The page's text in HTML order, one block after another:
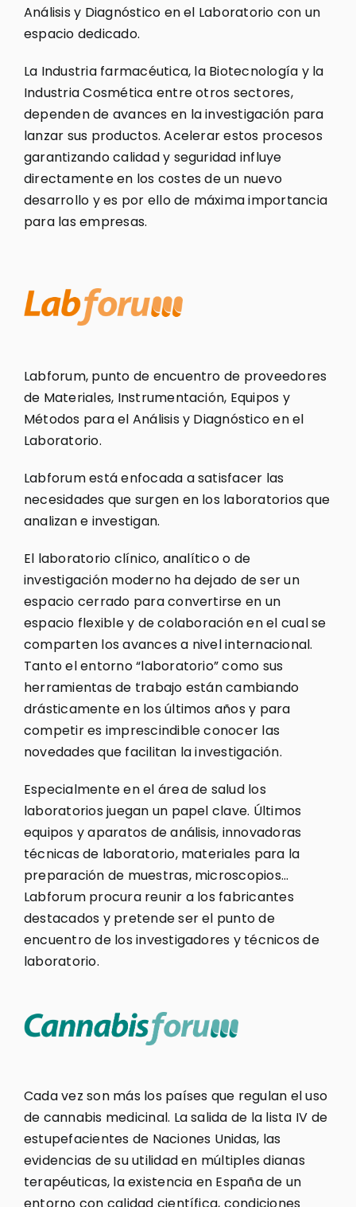
Análisis y Diagnóstico en el Laboratorio con un
espacio dedicado.
La Industria farmacéutica, la Biotecnología y la
Industria Cosmética entre otros sectores,
dependen de avances en la investigación para
lanzar sus productos. Acelerar estos procesos
garantizando calidad y seguridad influye
directamente en los costes de un nuevo
desarrollo y es por ello de máxima importancia
para las empresas.
Labforum, punto de encuentro de proveedores
de Materiales, Instrumentación, Equipos y
Métodos para el Análisis y Diagnóstico en el
Laboratorio.
Labforum está enfocada a satisfacer las
necesidades que surgen en los laboratorios que
analizan e investigan.
El laboratorio clínico, analítico o de
investigación moderno ha dejado de ser un
espacio cerrado para convertirse en un
espacio flexible y de colaboración en el cual se
comparten los avances a nivel internacional.
Tanto el entorno “laboratorio” como sus
herramientas de trabajo están cambiando
drásticamente en los últimos años y para
competir es imprescindible conocer las
novedades que facilitan la investigación.
Especialmente en el área de salud los
laboratorios juegan un papel clave. Últimos
equipos y aparatos de análisis, innovadoras
técnicas de laboratorio, materiales para la
preparación de muestras, microscopios…
Labforum procura reunir a los fabricantes
destacados y pretende ser el punto de
encuentro de los investigadores y técnicos de
laboratorio.
Cada vez son más los países que regulan el uso
de cannabis medicinal. La salida de la lista IV de
estupefacientes de Naciones Unidas, las
evidencias de su utilidad en múltiples dianas
terapéuticas, la existencia en España de un